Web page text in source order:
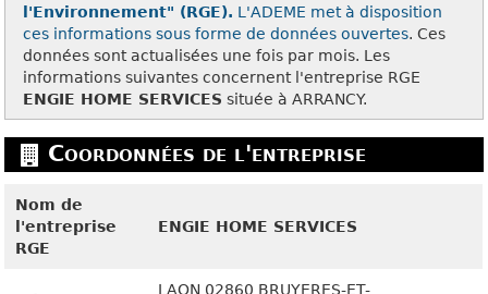
l'Environnement" (RGE). L'ADEME met à disposition
ces informations sous forme de données ouvertes. Ces
données sont actualisées une fois par mois. Les
informations suivantes concernent l'entreprise RGE
ENGIE HOME SERVICES située à ARRANCY.
Coordonnées de l'entreprise
Nom de
l'entreprise
RGE
ENGIE HOME SERVICES
LAON 02860 BRUYERES-ET-